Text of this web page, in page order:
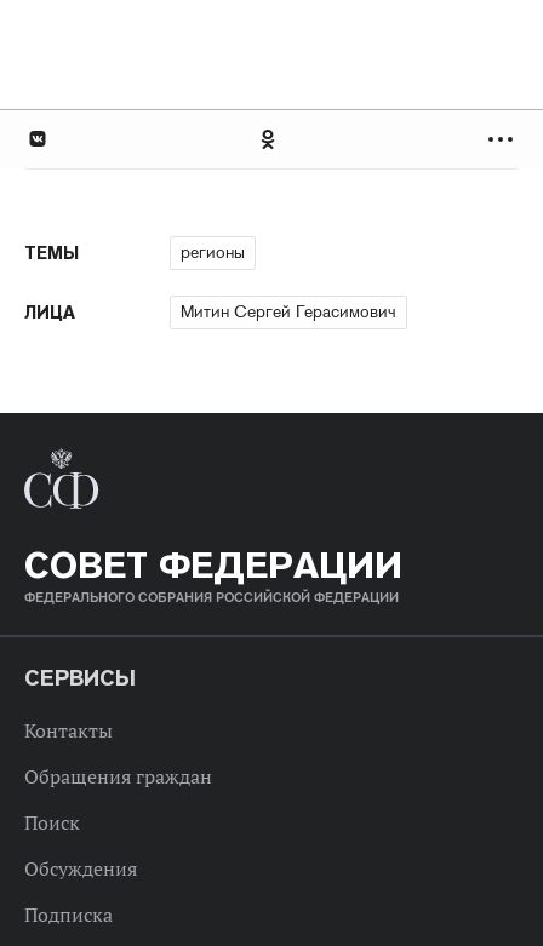
ТЕМЫ регионы
ЛИЦА Митин Сергей Герасимович
СОВЕТ ФЕДЕРАЦИИ
ФЕДЕРАЛЬНОГО СОБРАНИЯ РОССИЙСКОЙ ФЕДЕРАЦИИ
СЕРВИСЫ
Контакты
Обращения граждан
Поиск
Обсуждения
Подписка